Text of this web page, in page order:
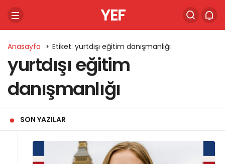
YEF
Anasayfa Etiket: yurtdışı eğitim danışmanlığı
yurtdışı eğitim
danışmanlığı
SON YAZILAR